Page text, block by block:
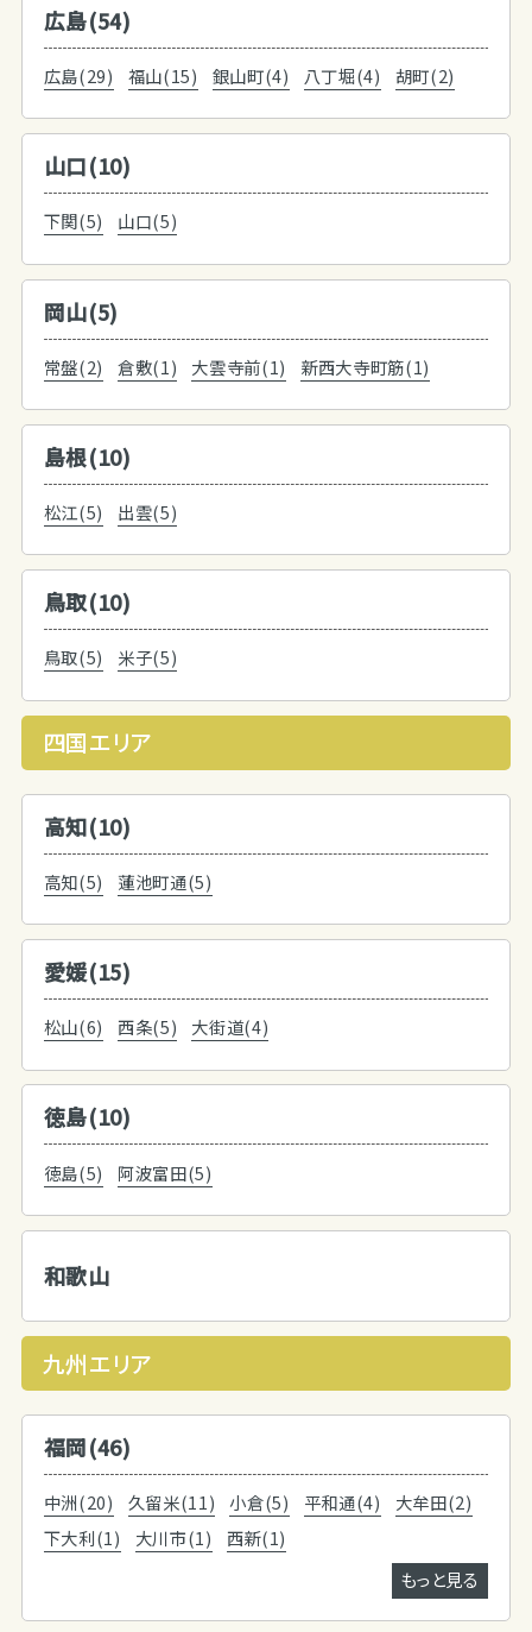
広島(54)
広島(29) 福山(15) 銀山町(4) 八丁堀(4) 胡町(2)
山口(10)
下関(5) 山口(5)
岡山(5)
常盤(2) 倉敷(1) 大雲寺前(1) 新西大寺町筋(1)
島根(10)
松江(5) 出雲(5)
鳥取(10)
鳥取(5) 米子(5)
四国エリア
高知(10)
高知(5) 蓮池町通(5)
愛媛(15)
松山(6) 西条(5) 大街道(4)
徳島(10)
徳島(5) 阿波富田(5)
和歌山
九州エリア
福岡(46)
中洲(20) 久留米(11) 小倉(5) 平和通(4)
大牟田(2)
下大利(1)
大川市(1)
西新(1)
もっと見る